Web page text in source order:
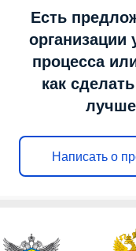
Есть
организации
процесса
как
Написать о